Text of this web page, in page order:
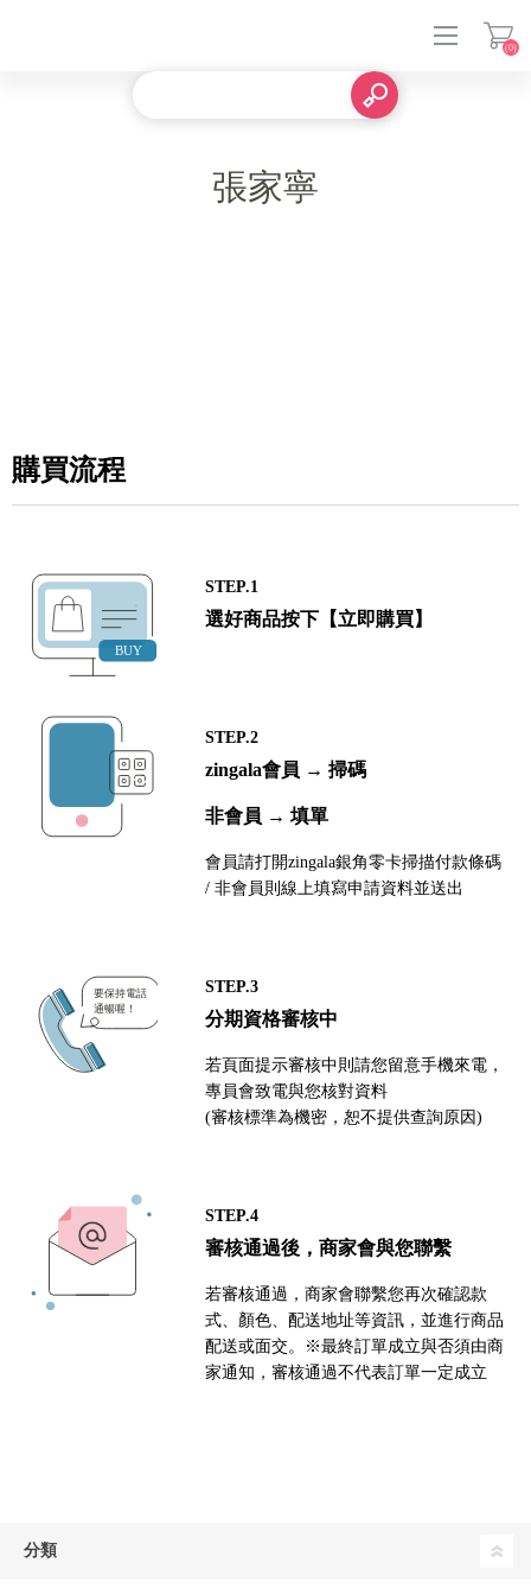
(0)
張家寧
購買流程
STEP.1
選好商品按下【立即購買】
STEP.2
zingala會員 → 掃碼
非會員 → 填單
會員請打開zingala銀角零卡掃描付款條碼
/ 非會員則線上填寫申請資料並送出
STEP.3
分期資格審核中
若頁面提示審核中則請您留意手機來電，
專員會致電與您核對資料
(審核標準為機密，恕不提供查詢原因)
STEP.4
審核通過後，商家會與您聯繫
若審核通過，商家會聯繫您再次確認款
式、顏色、配送地址等資訊，並進行商品
配送或面交。※最終訂單成立與否須由商
家通知，審核通過不代表訂單一定成立
分類